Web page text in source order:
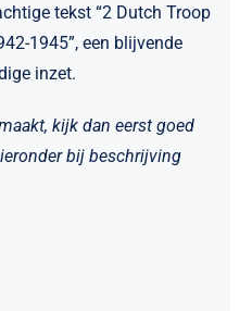
tekst “2 Dutch Troop
1945”, een blijvende
inzet.
kijk dan eerst goed
bij beschrijving